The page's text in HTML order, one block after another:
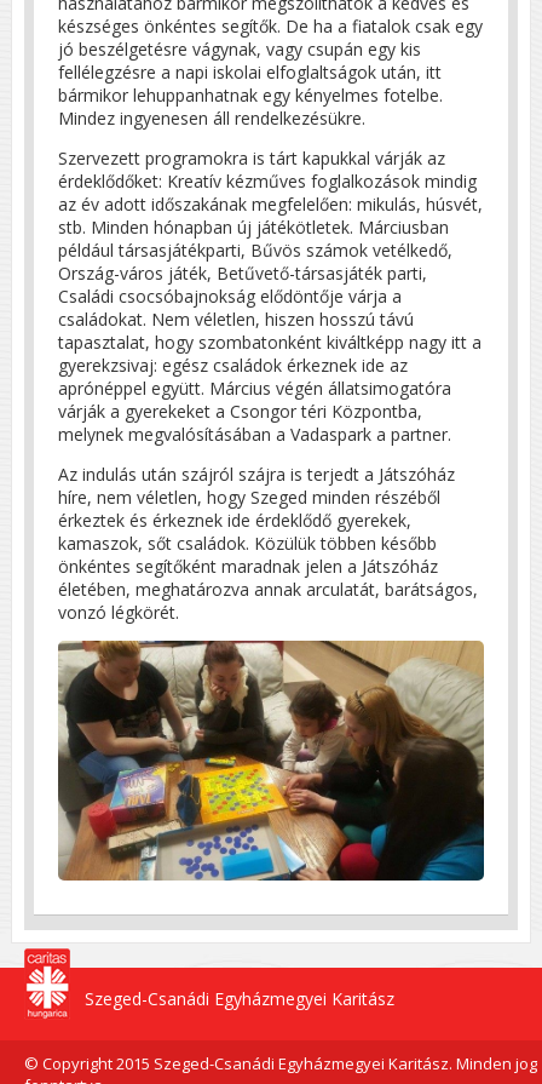
készséges önkéntes segítők. De ha a fiatalok csak egy
jó beszélgetésre vágynak, vagy csupán egy kis
fellélegzésre a napi iskolai elfoglaltságok után, itt
bármikor lehuppanhatnak egy kényelmes fotelbe.
Mindez ingyenesen áll rendelkezésükre.
Szervezett programokra is tárt kapukkal várják az
érdeklődőket: Kreatív kézműves foglalkozások mindig
az év adott időszakának megfelelően: mikulás, húsvét,
stb. Minden hónapban új játékötletek. Márciusban
például társasjátékparti, Bűvös számok vetélkedő,
Ország-város játék, Betűvető-társasjáték parti,
Családi csocsóbajnokság elődöntője várja a
családokat. Nem véletlen, hiszen hosszú távú
tapasztalat, hogy szombatonként kiváltképp nagy itt a
gyerekzsivaj: egész családok érkeznek ide az
aprónéppel együtt. Március végén állatsimogatóra
várják a gyerekeket a Csongor téri Központba,
melynek megvalósításában a Vadaspark a partner.
Az indulás után szájról szájra is terjedt a Játszóház
híre, nem véletlen, hogy Szeged minden részéből
érkeztek és érkeznek ide érdeklődő gyerekek,
kamaszok, sőt családok. Közülük többen később
önkéntes segítőként maradnak jelen a Játszóház
életében, meghatározva annak arculatát, barátságos,
vonzó légkörét.
Szeged-Csanádi Egyházmegyei Karitász
© Copyright 2015 Szeged-Csanádi Egyházmegyei Karitász. Minden jog